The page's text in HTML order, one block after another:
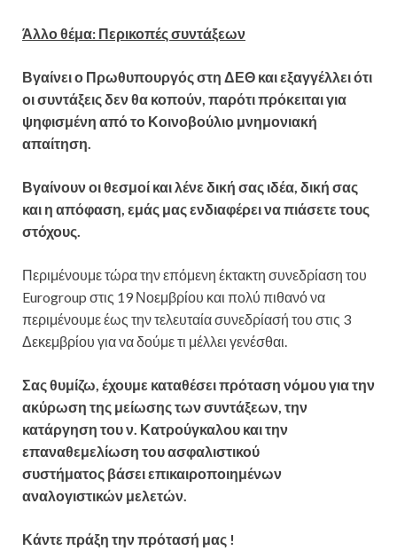
Άλλο θέμα: Περικοπές συντάξεων
Βγαίνει ο Πρωθυπουργός στη ΔΕΘ και εξαγγέλλει ότι
οι συντάξεις δεν θα κοπούν, παρότι πρόκειται για
ψηφισμένη από το Κοινοβούλιο μνημονιακή
απαίτηση.
Βγαίνουν οι θεσμοί και λένε δική σας ιδέα, δική σας
και η απόφαση, εμάς μας ενδιαφέρει να πιάσετε τους
στόχους.
Περιμένουμε τώρα την επόμενη έκτακτη συνεδρίαση του
Eurogroup στις 19 Νοεμβρίου και πολύ πιθανό να
περιμένουμε έως την τελευταία συνεδρίασή του στις 3
Δεκεμβρίου για να δούμε τι μέλλει γενέσθαι.
Σας θυμίζω, έχουμε καταθέσει πρόταση νόμου για την
ακύρωση της μείωσης των συντάξεων, την
κατάργηση του ν. Κατρούγκαλου και την
επαναθεμελίωση του ασφαλιστικού
συστήματος βάσει επικαιροποιημένων
αναλογιστικών μελετών.
Κάντε πράξη την πρότασή μας !